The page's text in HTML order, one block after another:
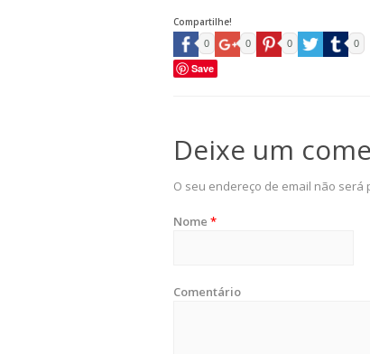
Compartilhe!
0 0 0 0
Save
Deixe um
O seu endereço de email não será
Nome *
Comentário